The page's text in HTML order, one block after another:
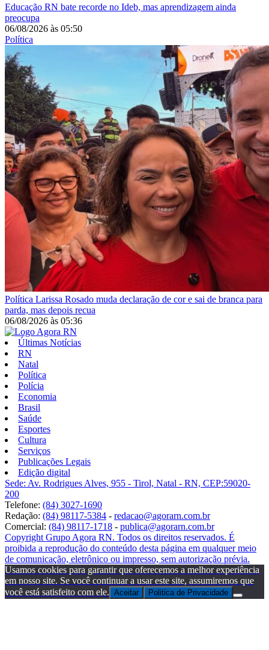
Educação RN bate recorde no Ideb, mas aprendizagem ainda
preocupa
06/08/2026 às 05:50
Política
Política Larissa Rosado muda declaração de cor e sai de branca para
parda, mas depois recua
06/08/2026 às 05:36
Últimas Notícias
RN
Natal
Política
Polícia
Economia
Brasil
Saúde
Esportes
Cultura
Serviços
Publicações Legais
Edição digital
Sede: Av. Rodrigues Alves, 955 - Tirol, Natal - RN, CEP:59020-
200
Telefone: (84) 3027-1690
Redação: (84) 98117-5384 - redacao@agorarn.com.br
Comercial: (84) 98117-1718 - publica@agorarn.com.br
Copyright Grupo Agora RN. Todos os direitos reservados. É
proibida a reprodução do conteúdo desta página em qualquer meio
de comunicação, eletrônico ou impresso, sem autorização prévia.
Usamos cookies para garantir que oferecemos a melhor experiência
em nosso site. Se você continuar a usar este site, assumiremos que
você está satisfeito com ele. Aceitar Politica de Privacidade